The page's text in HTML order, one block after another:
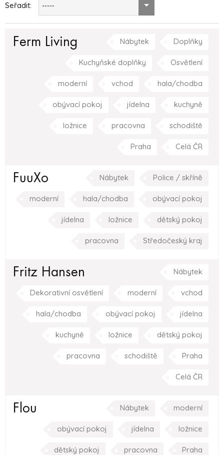
Seřadit: -----
Ferm Living Nábytek Doplňky
Kuchyňské doplňky Osvětlení
moderní vchod hala/chodba
obývací pokoj jídelna kuchyně
ložnice pracovna schodiště
Praha Celá ČR
FuuXo Nábytek Police / skříně
moderní hala/chodba obývací pokoj
jídelna ložnice dětský pokoj
pracovna Středočeský kraj
Fritz Hansen Nábytek
Dekorativní osvětlení moderní vchod
hala/chodba obývací pokoj jídelna
kuchyně ložnice dětský pokoj
pracovna schodiště Praha
Celá ČR
Flou Nábytek moderní
obývací pokoj jídelna ložnice
dětský pokoj pracovna Praha